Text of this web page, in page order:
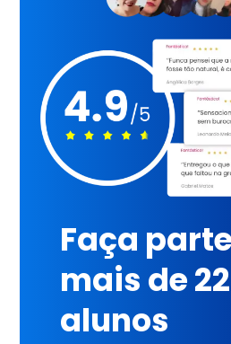
Faça
mais de
alunos